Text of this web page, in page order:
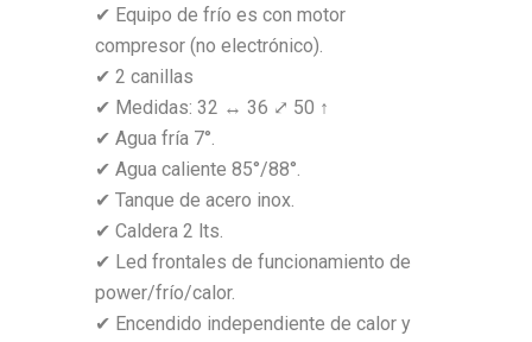
✔ Equipo de frío es con motor
compresor (no electrónico).
✔ 2 canillas
✔ Medidas: 32 ↔ 36 ⤢ 50 ↑
✔ Agua fría 7°.
✔ Agua caliente 85°/88°.
✔ Tanque de acero inox.
✔ Caldera 2 lts.
✔ Led frontales de funcionamiento de
power/frío/calor.
✔ Encendido independiente de calor y